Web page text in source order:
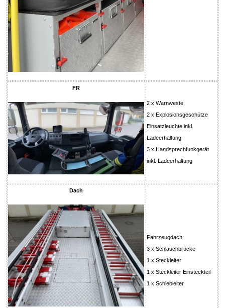
FR
2 x Warnweste
2 x Explosionsgeschütze
Einsatzleuchte inkl.
Ladeerhaltung
3 x Handsprechfunkgerät
inkl. Ladeerhaltung
Dach
Fahrzeugdach:
3 x Schlauchbrücke
1 x Steckleiter
1 x Steckleiter Einsteckteil
1 x Schiebleiter